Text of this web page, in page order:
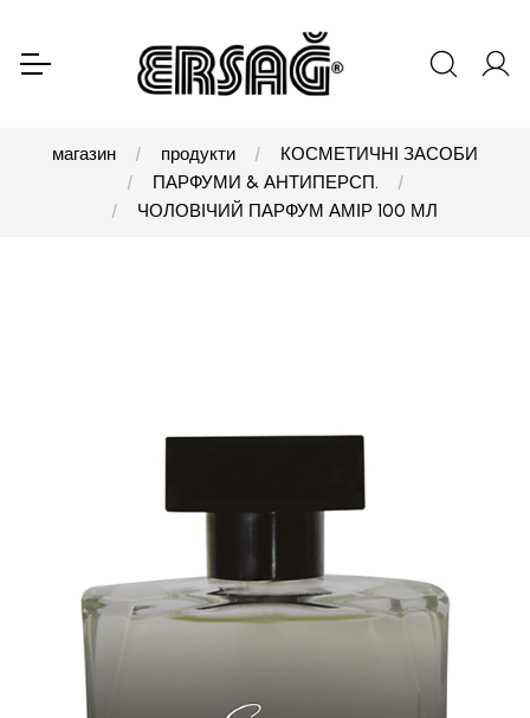
магазин продукти
КОСМЕТИЧНІ ЗАСОБИ
ПАРФУМИ & АНТИПЕРСП.
ЧОЛОВІЧИЙ ПАРФУМ АМІР 100 МЛ